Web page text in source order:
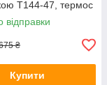
T144-47, термос
відправки
₴
Купити